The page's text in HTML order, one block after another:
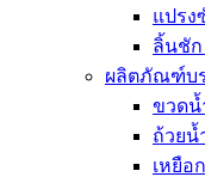
แปรง
ลิ้นชัก
ผลิตภัณฑ์บร
ขวดน้
ถ้วยน้
เหยือ